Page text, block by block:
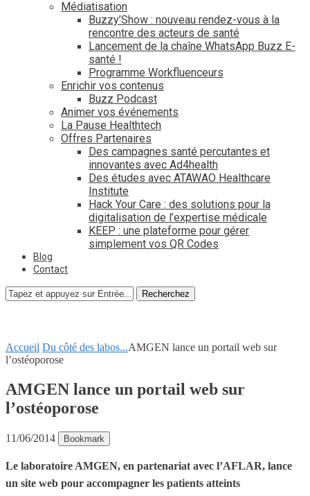
Médiatisation
Buzzy’Show : nouveau rendez-vous à la
rencontre des acteurs de santé
Lancement de la chaîne WhatsApp Buzz E-
santé !
Programme Workfluenceurs
Enrichir vos contenus
Buzz Podcast
Animer vos événements
La Pause Healthtech
Offres Partenaires
Des campagnes santé percutantes et
innovantes avec Ad4health
Des études avec ATAWAO Healthcare
Institute
Hack Your Care : des solutions pour la
digitalisation de l’expertise médicale
KEEP : une plateforme pour gérer
simplement vos QR Codes
Blog
Contact
Recherchez
Accueil Du côté des labos...AMGEN lance un portail web sur
l’ostéoporose
AMGEN lance un portail web sur
l’ostéoporose
11/06/2014 Bookmark
Le laboratoire AMGEN, en partenariat avec l’AFLAR, lance
un site web pour accompagner les patients atteints